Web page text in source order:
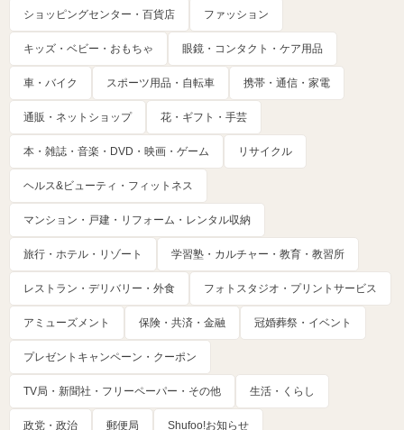
ショッピングセンター・百貨店 ファッション
キッズ・ベビー・おもちゃ 眼鏡・コンタクト・ケア用品
車・バイク スポーツ用品・自転車 携帯・通信・家電
通販・ネットショップ 花・ギフト・手芸
本・雑誌・音楽・DVD・映画・ゲーム リサイクル
ヘルス&ビューティ・フィットネス
マンション・戸建・リフォーム・レンタル収納
旅行・ホテル・リゾート 学習塾・カルチャー・教育・教習所
レストラン・デリバリー・外食 フォトスタジオ・プリントサービス
アミューズメント 保険・共済・金融 冠婚葬祭・イベント
プレゼントキャンペーン・クーポン
TV局・新聞社・フリーペーパー・その他 生活・くらし
政党・政治 郵便局 Shufoo!お知らせ